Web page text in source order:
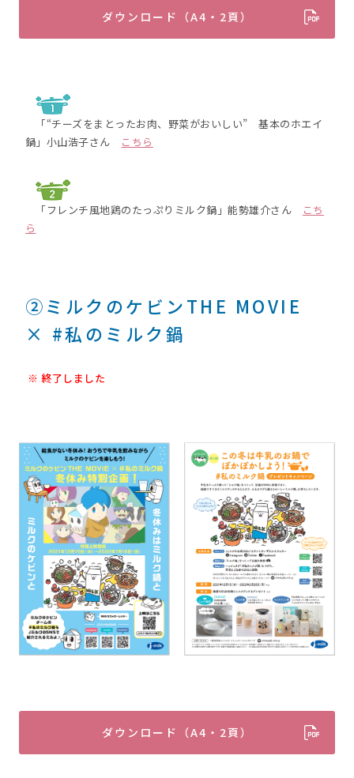
ダウンロード（A4・2頁）
「“チーズをまとったお肉、野菜がおいしい” 基本のホエイ
鍋」小山浩子さん こちら
「フレンチ風地鶏のたっぷりミルク鍋」能勢雄介さん
こち
ら
②ミルクのケビンTHE MOVIE
× #私のミルク鍋
※ 終了しました
ダウンロード（A4・2頁）